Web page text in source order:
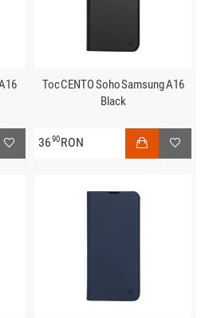
Toc CENTO Soho Samsung A16
Black
3690RON